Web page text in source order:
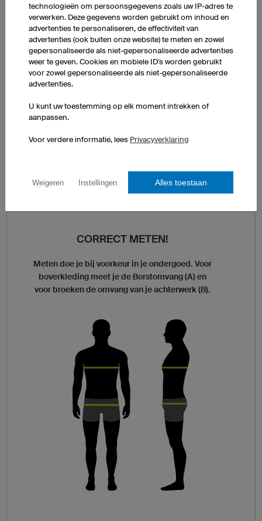
Vergelijk je lichaamsafmetingen met de maattabel en stel op
die manier je owayo-maat vast. Naast de lichaamsafmetingen
vind je in de tabel ook de gangbare internationale maten.
Mocht je twijfelen tussen twee maten, houd dan volgende
vuistregel aan: als je kleding bij voorkeur iets losser draagt, kies
strakker te dragen, dan heeft de kleinere maat waarschijnlijk je
voorkeur.
CORRECT METEN!
Meten doe je bij voorkeur in je ondergoed. Voor
boverkleding meet je de Borstomvang (A) en
voor broeken de omvang van je achterwerk (B).
technologieën om persoonsgegevens zoals uw IP-adres te
verwerken. Deze gegevens worden gebruikt om inhoud en
advertenties te personaliseren, de effectiviteit van
advertenties (ook buiten onze website) te meten en zowel
gepersonaliseerde als niet-gepersonaliseerde advertenties
weer te geven. Cookies en mobiele ID's worden gebruikt
voor zowel gepersonaliseerde als niet-gepersonaliseerde
advertenties.
U kunt uw toestemming op elk moment intrekken of
aanpassen.
Voor verdere informatie, lees Privacyverklaring
Weigeren Instellingen Alles toestaan